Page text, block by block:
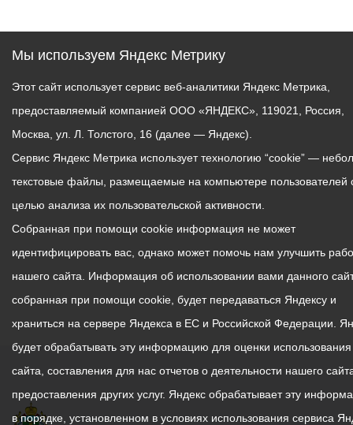
Мы используем Яндекс Метрику
Этот сайт использует сервис веб-аналитики Яндекс Метрика,
предоставляемый компанией ООО «ЯНДЕКС», 119021, Россия,
Москва, ул. Л. Толстого, 16 (далее — Яндекс).
Сервис Яндекс Метрика использует технологию “cookie” —
текстовые файлы, размещаемые на компьютере пользователей
целью анализа их пользовательской активности.
Собранная при помощи cookie информация не может
идентифицировать вас, однако может помочь нам улучшить
нашего сайта. Информация об использовании вами данного
собранная при помощи cookie, будет передаваться Яндексу и
храниться на сервере Яндекса в ЕС и Российской Федерации.
будет обрабатывать эту информацию для оценки
сайта, составления для нас отчетов о деятельности нашего
предоставления других услуг. Яндекс обрабатывает эту
в порядке, установленном в условиях использования сервиса